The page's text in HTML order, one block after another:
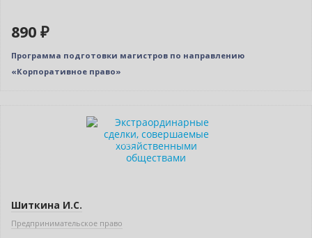
890 ₽
Программа подготовки магистров по направлению
«Корпоративное право»
Индивидуальный подход
Шиткина И.С.
Предпринимательское право